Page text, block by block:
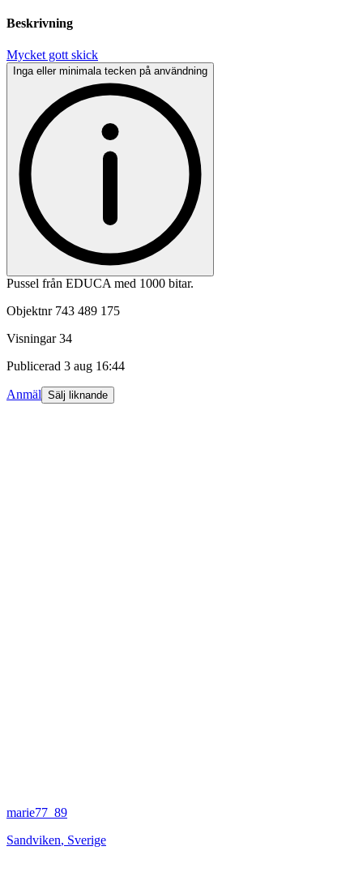
Beskrivning
Mycket gott skick
Inga eller minimala tecken på användning
Pussel från EDUCA med 1000 bitar.
Objektnr 743 489 175
Visningar 34
Publicerad 3 aug 16:44
Anmäl Sälj liknande
marie77_89
Sandviken, Sverige